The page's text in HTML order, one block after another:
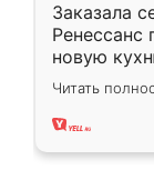
Заказала
Ренессанс
новую
вполне
два года,
Читать